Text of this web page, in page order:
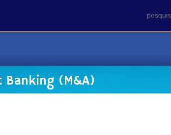
Banking (M&A)